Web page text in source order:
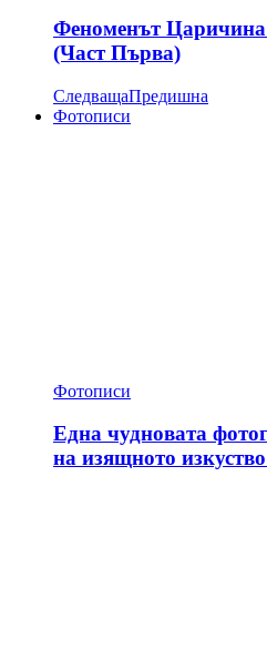
Феноменът
(Част Първа)
СледващаПредишна
Фотописи
Фотописи
Една чудновата
на изящното